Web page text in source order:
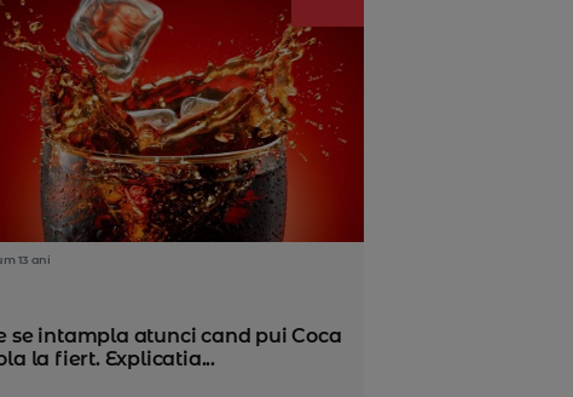
13 ani
se intampla atunci cand pui Coca
la fiert. Explicatia...